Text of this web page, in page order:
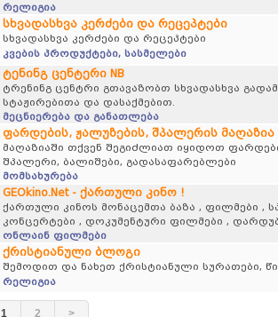
რელიგია
სხვადასხვა კერძები და რეცეპტები
სხვადასხვა კერძები და რეცეპტები
კვების პროდუქტები, სასმელები
ტენინგ ცენტერი NB
ტრენინგ ცენტრი გთავაზობთ სხვადასხვა
სტაჟირებითა და დასაქმებით.
მეცნიერება და განათლება
ფარდების, ჟალუზების, შპალერის მაღაზია
მაღაზიაში თქვენ შეგიძლიათ იყიდოთ
შპალერი, ბალიშები, გადასაფარებლები
მომსახურება
GEOkino.Net - ქართული კინო !
ქართული კინოს მონაცემთა ბაზა , ფილმები ,
კონცერტები , დოკუმენტური ფილმები ,
ონლაინ ფილმები
ქრისტიანული ბლოგი
შემოდით და ნახეთ ქრისტიანული სურათები,
რელიგია
1 2 >